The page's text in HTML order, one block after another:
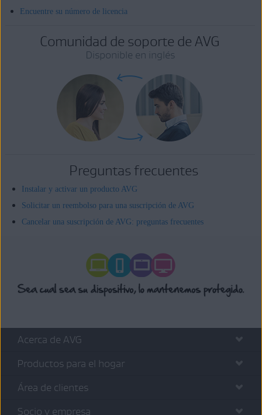
Encuentre su número de licencia
Comunidad de soporte de AVG
Disponible en inglés
Preguntas frecuentes
Instalar y activar un producto AVG
Solicitar un reembolso para una suscripción de AVG
Cancelar una suscripción de AVG: preguntas frecuentes
Acerca de AVG
Productos para el hogar
Área de clientes
Socio y empresa